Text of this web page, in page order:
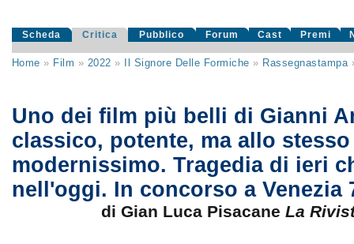
Scheda Critica Pubblico Forum Cast Premi
Home » Film » 2022 » Il Signore Delle Formiche » Rassegnastampa
Uno dei film più belli di Gianni
classico, potente, ma allo
modernissimo. Tragedia di ieri
nell'oggi. In concorso a Venezia
di Gian Luca Pisacane La